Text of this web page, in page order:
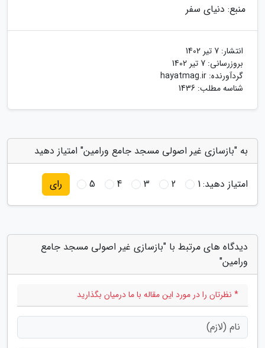
منبع: دنیای سفر
انتشار: 7 تیر 1402
بروزرسانی: 7 تیر 1402
گردآورنده: hayatmag.ir
شناسه مطلب: 1436
به "بازسازی غیر اصولی مسجد جامع ورامین" امتیاز دهید
امتیاز دهید:1
2
3
4
5 رای
دیدگاه های مرتبط با "بازسازی غیر اصولی مسجد جامع
ورامین"
* نظرتان را در مورد این مقاله با ما درمیان بگذارید